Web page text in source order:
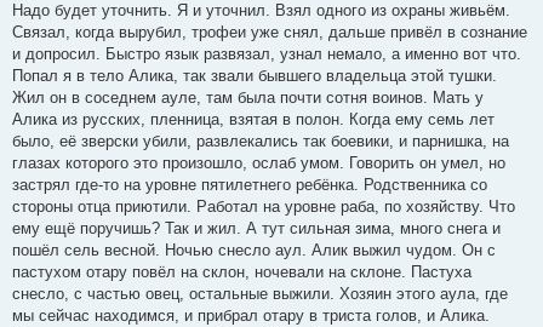
Надо будет уточнить. Я и уточнил. Взял одного из охраны живьём.
Связал, когда вырубил, трофеи уже снял, дальше привёл в сознание
и допросил. Быстро язык развязал, узнал немало, а именно вот что.
Попал я в тело Алика, так звали бывшего владельца этой тушки.
Жил он в соседнем ауле, там была почти сотня воинов. Мать у
Алика из русских, пленница, взятая в полон. Когда ему семь лет
было, её зверски убили, развлекались так боевики, и парнишка, на
глазах которого это произошло, ослаб умом. Говорить он умел, но
застрял где-то на уровне пятилетнего ребёнка. Родственника со
стороны отца приютили. Работал на уровне раба, по хозяйству. Что
ему ещё поручишь? Так и жил. А тут сильная зима, много снега и
пошёл сель весной. Ночью снесло аул. Алик выжил чудом. Он с
пастухом отару повёл на склон, ночевали на склоне. Пастуха
снесло, с частью овец, остальные выжили. Хозяин этого аула, где
мы сейчас находимся, и прибрал отару в триста голов, и Алика.